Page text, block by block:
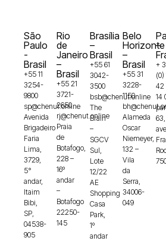
São
Paulo
-
Brasil
+55 11
3254-
9800
sp@chenut.online
Avenida
Brigadeiro
Faria
Lima,
3729,
5°
andar,
Itaim
Bibi,
SP,
04538-
905
Rio
de
Janeiro
–
Brasil
+55 21
3721-
2650
rj@chenut.online
Praia
de
Botafogo,
228 –
16º
andar
–
Botafogo
22250-
145
Brasília
–
Brasil
+55 61
3042-
3500
bsb@chenut.online
The
Brain
–
SGCV
Sul,
Lote
12/22
AE
Shopping
Casa
Park,
1º
andar
Belo
Horizonte
–
Brasil
+55 31
3228-
1150
Alameda
Oscar
Niemeyer,
132 –
Vila
da
Serra,
34006-
049
–
+
(0)
42
14
63,